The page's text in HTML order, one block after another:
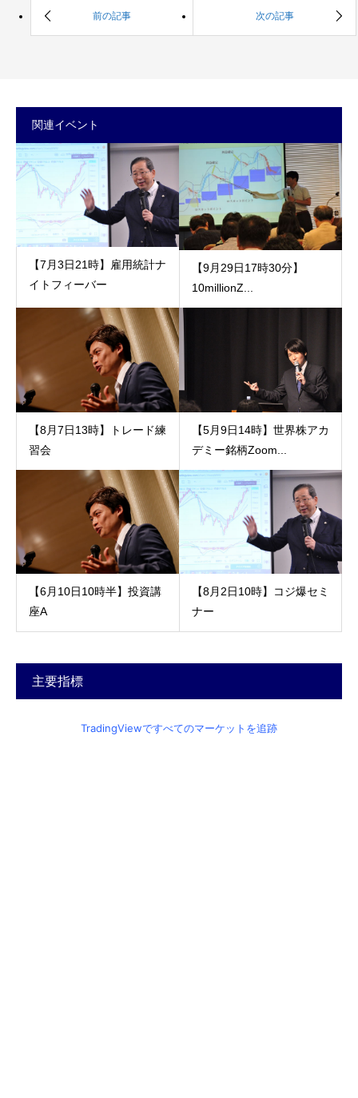
関連イベント
【7月3日21時】雇用統計ナ
イトフィーバー
【9月29日17時30分】
10millionZ...
【8月7日13時】トレード練
習会
【5月9日14時】世界株アカ
デミー銘柄Zoom...
【6月10日10時半】投資講
座A
【8月2日10時】コジ爆セミ
ナー
主要指標
TradingViewですべてのマーケットを追跡